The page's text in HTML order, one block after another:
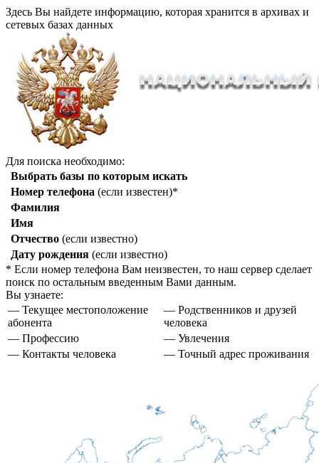
Здесь Вы найдете информацию, которая хранится в архивах и
сетевых базах данных
Для поиска необходимо:
Выбрать базы по которым искать
Номер телефона (если известен)*
Фамилия
Имя
Отчество (если известно)
Дату рождения (если известно)
* Если номер телефона Вам неизвестен, то наш сервер сделает
поиск по остальным введенным Вами данным.
Вы узнаете:
— Текущее местоположение
абонента
— Родственников и друзей
человека
— Профессию
— Увлечения
— Контакты человека
— Точный адрес проживания